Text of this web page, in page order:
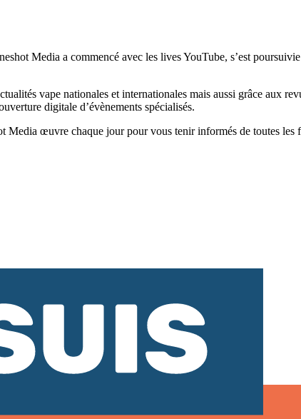
Media a commencé avec les lives YouTube, s’est
vape nationales et internationales mais aussi grâce aux
digitale d’évènements spécialisés.
Media œuvre chaque jour pour vous tenir informés de toutes les